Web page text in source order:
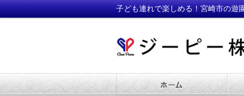
子ども連れで楽しめる！宮崎市の遊